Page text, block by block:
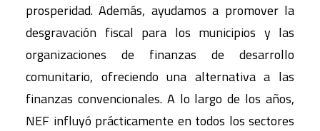
prosperidad. Además, ayudamos a promover la
desgravación fiscal para los municipios y las
organizaciones de finanzas de desarrollo
comunitario, ofreciendo una alternativa a las
finanzas convencionales. A lo largo de los años,
NEF influyó prácticamente en todos los sectores